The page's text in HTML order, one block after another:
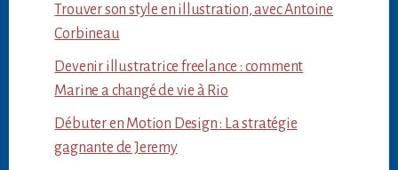
Trouver son style en illustration, avec Antoine
Corbineau
Devenir illustratrice freelance : comment
Marine a changé de vie à Rio
Débuter en Motion Design : La stratégie
gagnante de Jeremy